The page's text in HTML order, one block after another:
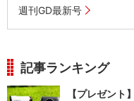
週刊GD最新号
記事ランキング
【プレゼント